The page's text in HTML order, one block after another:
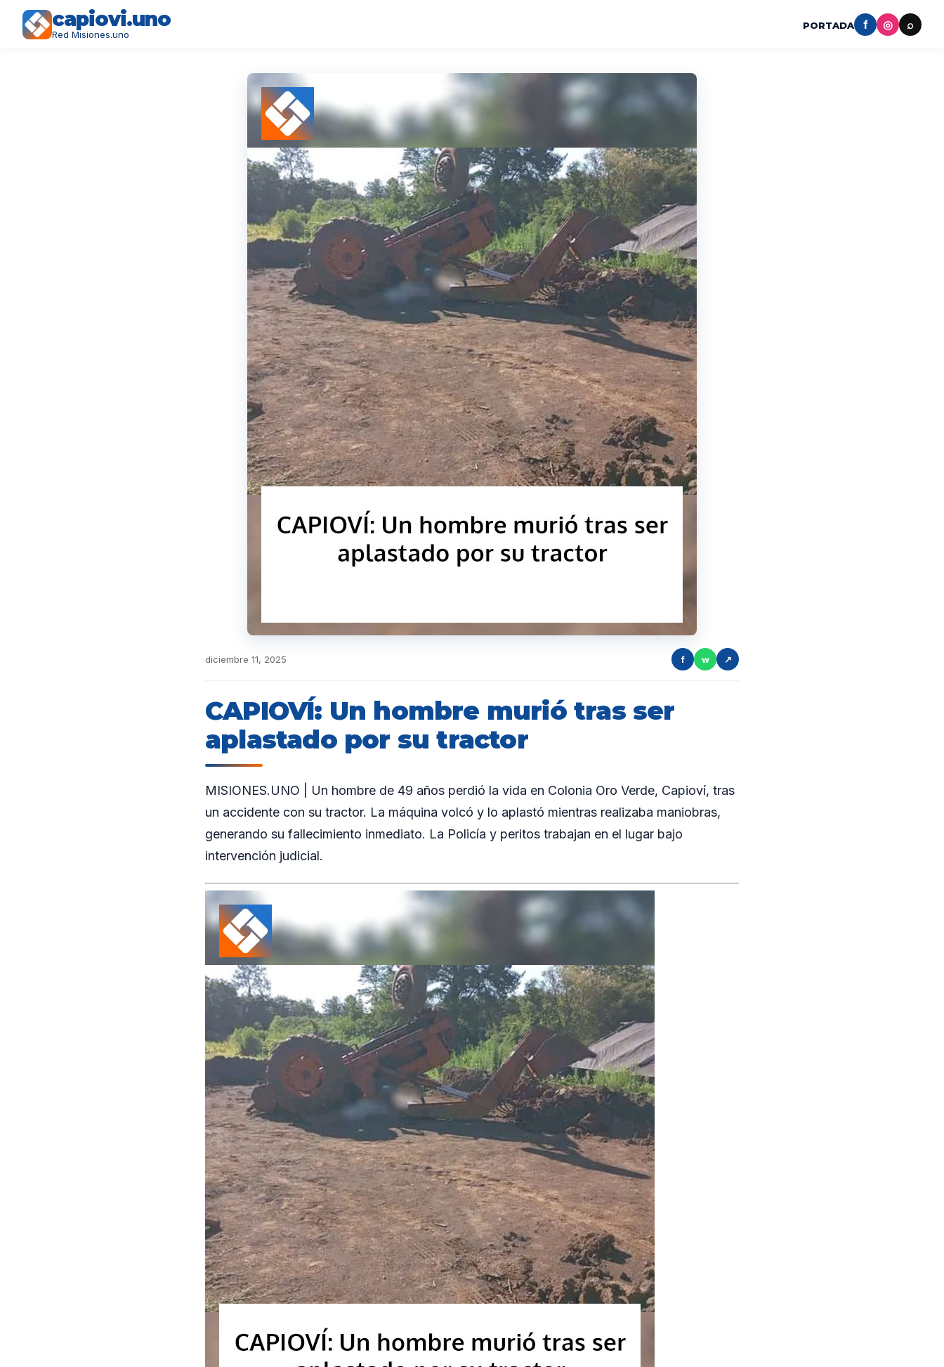
capiovi.uno
Red Misiones.uno
PORTADA f ◎ ⌕
diciembre 11, 2025 f w ↗
CAPIOVÍ: Un hombre murió tras ser
aplastado por su tractor
MISIONES.UNO | Un hombre de 49 años perdió la vida en Colonia Oro Verde, Capioví, tras
un accidente con su tractor. La máquina volcó y lo aplastó mientras realizaba maniobras,
generando su fallecimiento inmediato. La Policía y peritos trabajan en el lugar bajo
intervención judicial.